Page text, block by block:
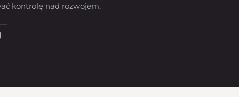
kontrolę nad rozwojem.